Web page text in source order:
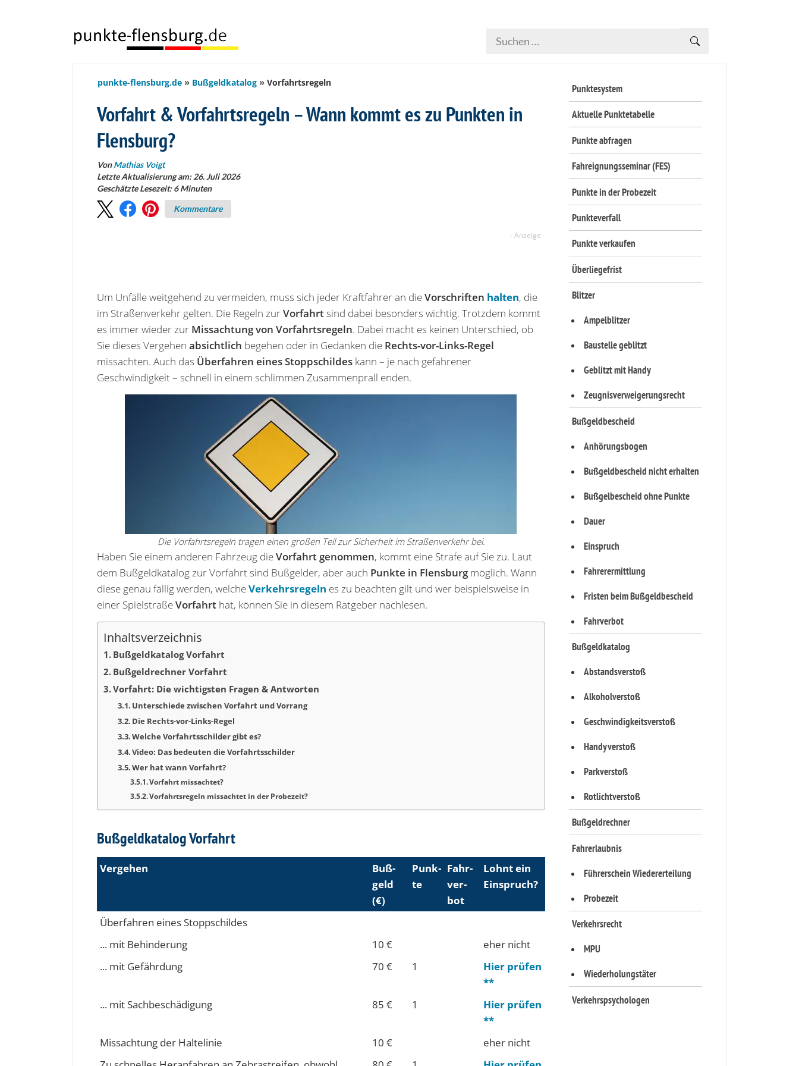
Punktesystem
Aktuelle Punktetabelle
Punkte abfragen
Fahreignungsseminar (FES)
Punkte in der Probezeit
Punkteverfall
Punkte verkaufen
Überliegefrist
Blitzer
Ampelblitzer
Baustelle geblitzt
Geblitzt mit Handy
Zeugnisverweigerungsrecht
Bußgeldbescheid
Anhörungsbogen
Bußgeldbescheid nicht erhalten
Bußgelbescheid ohne Punkte
Dauer
Einspruch
Fahrerermittlung
Fristen beim Bußgeldbescheid
Fahrverbot
Bußgeldkatalog
Abstandsverstoß
Alkoholverstoß
Geschwindigkeitsverstoß
Handyverstoß
Parkverstoß
Rotlichtverstoß
Bußgeldrechner
Fahrerlaubnis
Führerschein Wiedererteilung
Probezeit
Verkehrsrecht
MPU
Wiederholungstäter
Verkehrspsychologen
punkte-flensburg.de Bußgeldkatalog Vorfahrtsregeln
Vorfahrt & Vorfahrtsregeln – Wann kommt es zu Punkten in
Flensburg?
VonMathias Voigt
Letzte Aktualisierung am: 26. Juli 2026
Geschätzte Lesezeit:6 Minuten
Kommentare
Um Unfälle weitgehend zu vermeiden, muss sich jeder Kraftfahrer an dieVorschriften halten, die
im Straßenverkehr gelten. Die Regeln zurVorfahrtsind dabei besonders wichtig. Trotzdem kommt
es immer wieder zur Missachtung von Vorfahrtsregeln. Dabei macht es keinen Unterschied, ob
Sie dieses Vergehen absichtlich begehen oder in Gedanken die Rechts-vor-Links-Regel
missachten. Auch das Überfahren eines Stoppschildes kann – je nach gefahrener
Geschwindigkeit – schnell in einem schlimmen Zusammenprall enden.
Die Vorfahrtsregeln tragen einen großen Teil zur Sicherheit im Straßenverkehr bei.
Haben Sie einem anderen Fahrzeug dieVorfahrt genommen, kommt eine Strafe auf Sie zu. Laut
dem Bußgeldkatalog zur Vorfahrt sind Bußgelder, aber auch Punkte in Flensburgmöglich. Wann
diese genau fällig werden, welcheVerkehrsregeln es zu beachten gilt und wer beispielsweise in
einer SpielstraßeVorfahrt hat, können Sie in diesem Ratgeber nachlesen.
Inhaltsverzeichnis
Bußgeldkatalog Vorfahrt
Bußgeldrechner Vorfahrt
Vorfahrt: Die wichtigsten Fragen & Antworten
Unterschiede zwischen Vorfahrt und Vorrang
Die Rechts-vor-Links-Regel
Welche Vorfahrtsschilder gibt es?
Video: Das bedeuten die Vorfahrtsschilder
Wer hat wann Vorfahrt?
Vorfahrt missachtet?
Vorfahrtsregeln missachtet in der Probezeit?
Bußgeldkatalog Vorfahrt
Vergehen
Buß­
geld
(€)
Punk­
te
Fahr­
ver­
bot
Lohnt ein
Einspruch?
Überfahren eines Stoppschildes
... mit Behinderung
10 €
eher nicht
... mit Gefährdung
70 € 1
Hier prüfen
**
... mit Sachbeschädigung
85 € 1
Hier prüfen
**
Missachtung der Haltelinie
10 €
eher nicht